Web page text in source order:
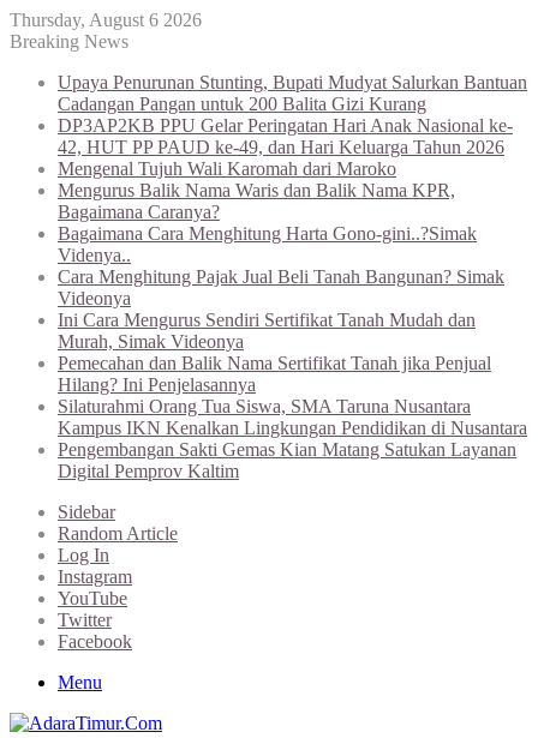
Thursday, August 6 2026
Breaking News
Upaya Penurunan Stunting, Bupati Mudyat Salurkan Bantuan
Cadangan Pangan untuk 200 Balita Gizi Kurang
DP3AP2KB PPU Gelar Peringatan Hari Anak Nasional ke-
42, HUT PP PAUD ke-49, dan Hari Keluarga Tahun 2026
Mengenal Tujuh Wali Karomah dari Maroko
Mengurus Balik Nama Waris dan Balik Nama KPR,
Bagaimana Caranya?
Bagaimana Cara Menghitung Harta Gono-gini..?Simak
Videnya..
Cara Menghitung Pajak Jual Beli Tanah Bangunan? Simak
Videonya
Ini Cara Mengurus Sendiri Sertifikat Tanah Mudah dan
Murah, Simak Videonya
Pemecahan dan Balik Nama Sertifikat Tanah jika Penjual
Hilang? Ini Penjelasannya
Silaturahmi Orang Tua Siswa, SMA Taruna Nusantara
Kampus IKN Kenalkan Lingkungan Pendidikan di Nusantara
Pengembangan Sakti Gemas Kian Matang Satukan Layanan
Digital Pemprov Kaltim
Sidebar
Random Article
Log In
Instagram
YouTube
Twitter
Facebook
Menu